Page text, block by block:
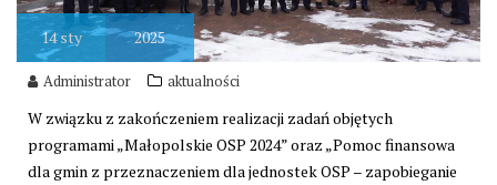
14sty 2025
Administrator aktualności
W związku z zakończeniem realizacji zadań objętych
programami „Małopolskie OSP 2024” oraz „Pomoc finansowa
dla gmin z przeznaczeniem dla jednostek OSP – zapobieganie